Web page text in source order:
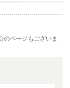
のページもございま